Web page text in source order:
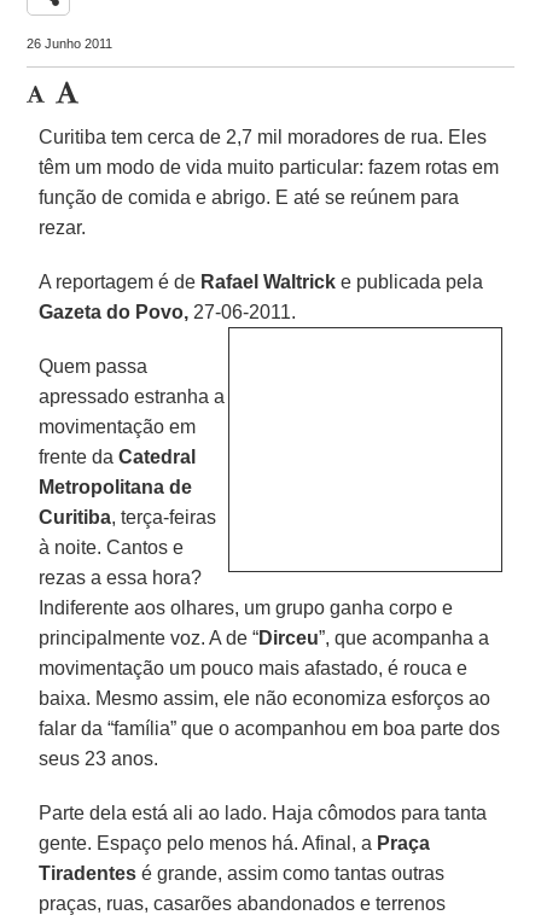
26 Junho 2011
Curitiba tem cerca de 2,7 mil moradores de rua. Eles
têm um modo de vida muito particular: fazem rotas em
função de comida e abrigo. E até se reúnem para
rezar.
A reportagem é de Rafael Waltrick e publicada pela
Gazeta do Povo, 27-06-2011.
Quem passa
apressado estranha a
movimentação em
frente daCatedral
Metropolitana de
Curitiba, terça-feiras
à noite. Cantos e
rezas a essa hora?
Indiferente aos olhares, um grupo ganha corpo e
principalmente voz. A de “Dirceu”, que acompanha a
movimentação um pouco mais afastado, é rouca e
baixa. Mesmo assim, ele não economiza esforços ao
falar da “família” que o acompanhou em boa parte dos
seus 23 anos.
Parte dela está ali ao lado. Haja cômodos para tanta
gente. Espaço pelo menos há. Afinal, a Praça
Tiradentes é grande, assim como tantas outras
praças, ruas, casarões abandonados e terrenos